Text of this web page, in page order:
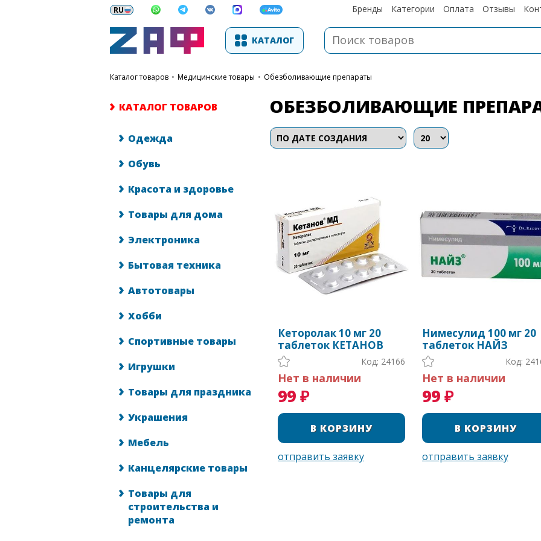
Бренды Категории Оплата Отзывы
КАТАЛОГ
каталог товаров • Медицинские товары • Обезболивающие препараты
КАТАЛОГ ТОВАРОВ
Одежда
Обувь
Красота и здоровье
Товары для дома
Электроника
Бытовая техника
Автотовары
Хобби
Спортивные товары
Игрушки
Товары для праздника
Украшения
Мебель
Канцелярские товары
Товары для
строительства и
ремонта
ОБЕЗБОЛИВАЮЩИЕ
Кеторолак 10 мг 20
таблеток КЕТАНОВ
Код: 24166
Нет в наличии
99 ₽
Нимесулид 100 мг 20
таблеток НАЙЗ
Код:
Нет в наличии
99 ₽